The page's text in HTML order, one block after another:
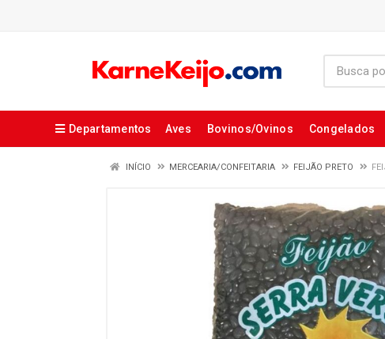
Departamentos Aves Bovinos/Ovinos Congelados
INÍCIO MERCEARIA/CONFEITARIA FEIJÃO PRETO